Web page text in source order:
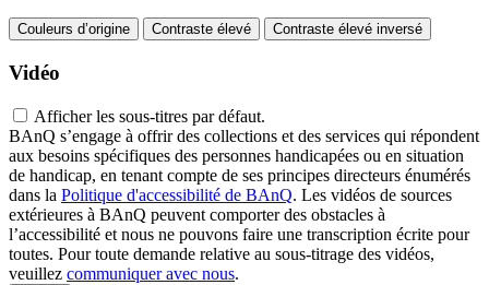
Couleurs d’origine Contraste élevé Contraste élevé inversé
Vidéo
Afficher les sous-titres par défaut.
BAnQ s’engage à offrir des collections et des services qui répondent
aux besoins spécifiques des personnes handicapées ou en situation
de handicap, en tenant compte de ses principes directeurs énumérés
dans la Politique d'accessibilité de BAnQ. Les vidéos de sources
extérieures à BAnQ peuvent comporter des obstacles à
l’accessibilité et nous ne pouvons faire une transcription écrite pour
toutes. Pour toute demande relative au sous-titrage des vidéos,
veuillez communiquer avec nous.